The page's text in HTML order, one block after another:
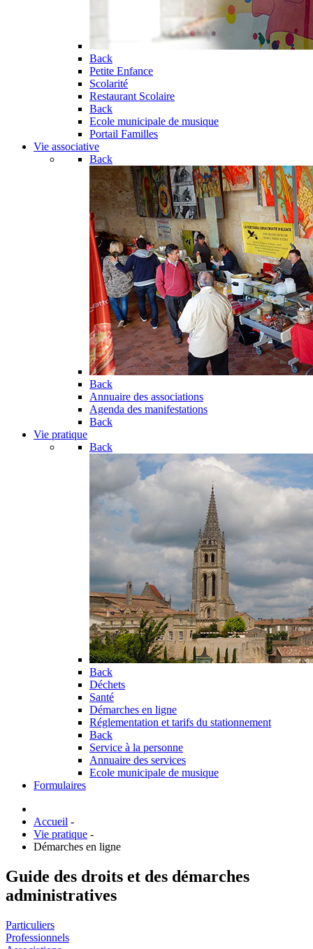
Back
Petite Enfance
Scolarité
Restaurant Scolaire
Back
Ecole municipale de musique
Portail Familles
Vie associative
Back
Back
Annuaire des associations
Agenda des manifestations
Back
Vie pratique
Back
Back
Déchets
Santé
Démarches en ligne
Réglementation et tarifs du stationnement
Back
Service à la personne
Annuaire des services
Ecole municipale de musique
Formulaires
Accueil -
Vie pratique -
Démarches en ligne
Guide des droits et des démarches
administratives
Particuliers
Professionnels